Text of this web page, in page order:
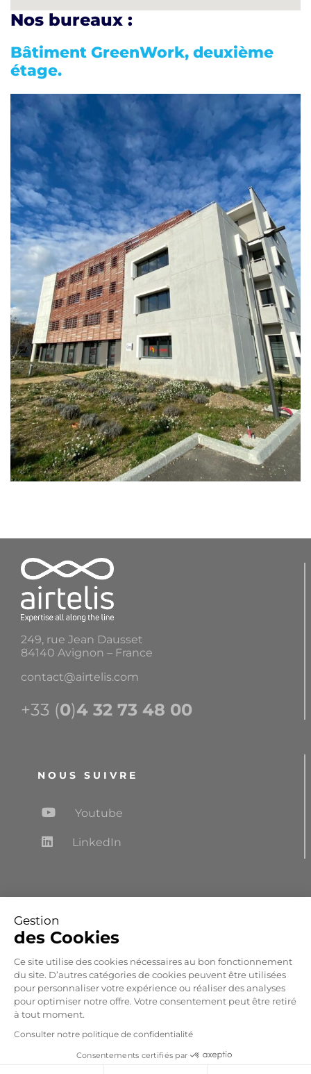
Nos bureaux :
Bâtiment GreenWork, deuxième
étage.
249, rue Jean Dausset
84140 Avignon – France
contact@airtelis.com
+33 (0)4 32 73 48 00
NOUS SUIVRE
Youtube
LinkedIn
NEWSLETTER
Recevez les dernières réalisations, les
informations salons et les actualités d’Airtelis
S'abonner
Gestion
des Cookies
Ce site utilise des cookies nécessaires au bon fonctionnement
du site. D’autres catégories de cookies peuvent être utilisées
pour personnaliser votre expérience ou réaliser des analyses
pour optimiser notre offre. Votre consentement peut être retiré
à tout moment.
Consulter notre politique de confidentialité
Consentements certifiés par